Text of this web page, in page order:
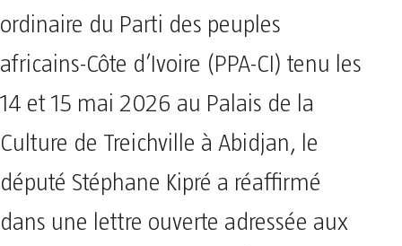
ordinaire du Parti des peuples
africains-Côte d’Ivoire (PPA-CI) tenu les
14 et 15 mai 2026 au Palais de la
Culture de Treichville à Abidjan, le
député Stéphane Kipré a réaffirmé
dans une lettre ouverte adressée aux